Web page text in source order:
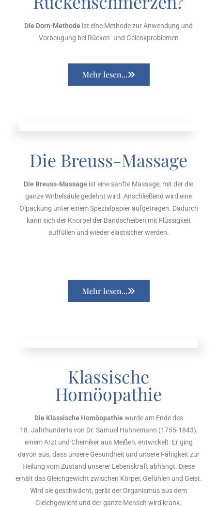
Die Dorn-Methode ist eine Methode zur Anwendung und
Vorbeugung bei Rücken- und Gelenkproblemen
Mehr lesen...
Die Breuss-Massage
Die Breuss-Massage ist eine sanfte Massage, mit der die
ganze Wirbelsäule gedehnt wird. Anschließend wird eine
Ölpackung unter einem Spezialpapier aufgetragen. Dadurch
kann sich der Knorpel der Bandscheiben mit Flüssigkeit
auffüllen und wieder elastischer werden.
Mehr lesen...
Klassische
Homöopathie
Die Klassische Homöopathie wurde am Ende des
18. Jahrhunderts von Dr. Samuel Hahnemann (1755-1843),
einem Arzt und Chemiker aus Meißen, entwickelt. Er ging
davon aus, dass unsere Gesundheit und unsere Fähigkeit zur
Heilung vom Zustand unserer Lebenskraft abhängt. Diese
erhält das Gleichgewicht zwischen Körper, Gefühlen und Geist.
Wird sie geschwächt, gerät der Organismus aus dem
Gleichgewicht und der ganze Mensch wird krank.